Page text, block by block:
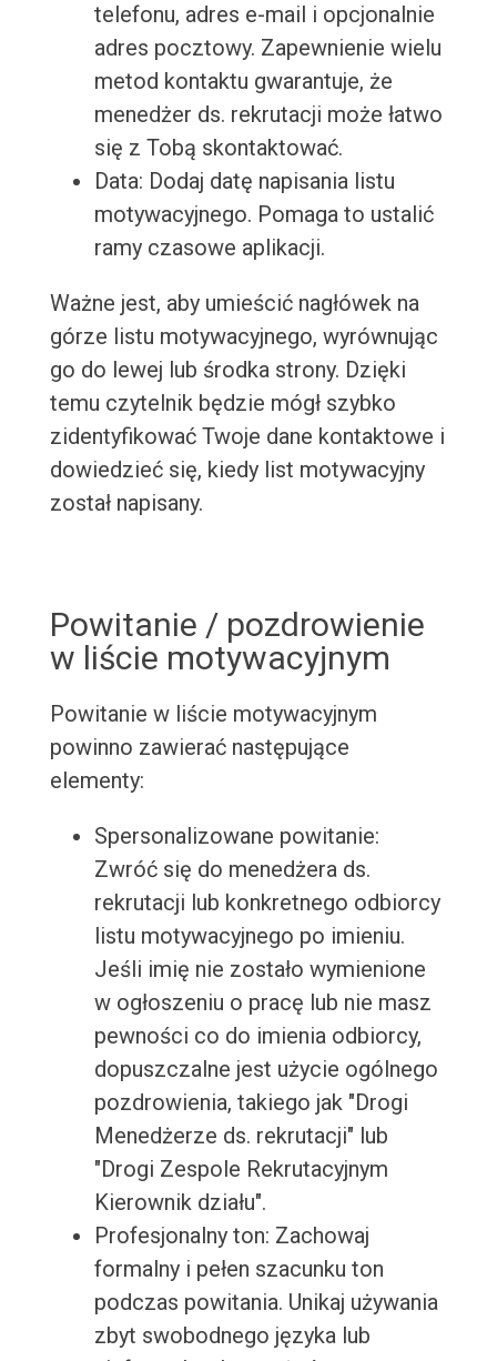
telefonu, adres e-mail i opcjonalnie
adres pocztowy. Zapewnienie wielu
metod kontaktu gwarantuje, że
menedżer ds. rekrutacji może łatwo
się z Tobą skontaktować.
Data: Dodaj datę napisania listu
motywacyjnego. Pomaga to ustalić
ramy czasowe aplikacji.
Ważne jest, aby umieścić nagłówek na
górze listu motywacyjnego, wyrównując
go do lewej lub środka strony. Dzięki
temu czytelnik będzie mógł szybko
zidentyfikować Twoje dane kontaktowe i
dowiedzieć się, kiedy list motywacyjny
został napisany.
Powitanie / pozdrowienie
w liście motywacyjnym
Powitanie w liście motywacyjnym
powinno zawierać następujące
elementy:
Spersonalizowane powitanie:
Zwróć się do menedżera ds.
rekrutacji lub konkretnego odbiorcy
listu motywacyjnego po imieniu.
Jeśli imię nie zostało wymienione
w ogłoszeniu o pracę lub nie masz
pewności co do imienia odbiorcy,
dopuszczalne jest użycie ogólnego
pozdrowienia, takiego jak "Drogi
Menedżerze ds. rekrutacji" lub
"Drogi Zespole Rekrutacyjnym
Kierownik działu".
Profesjonalny ton: Zachowaj
formalny i pełen szacunku ton
podczas powitania. Unikaj używania
zbyt swobodnego języka lub